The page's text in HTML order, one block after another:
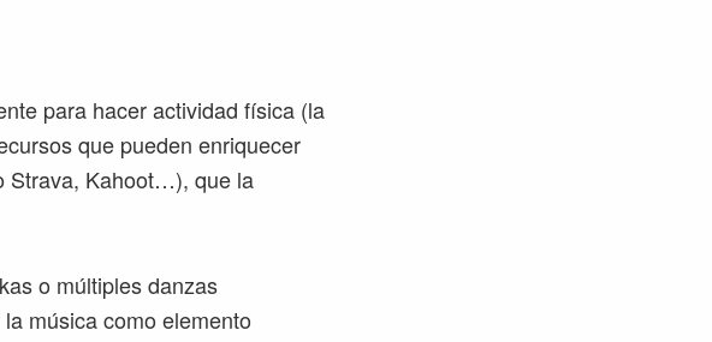
para hacer actividad física (la
que pueden enriquecer
Strava, Kahoot…), que la
o múltiples danzas
música como elemento